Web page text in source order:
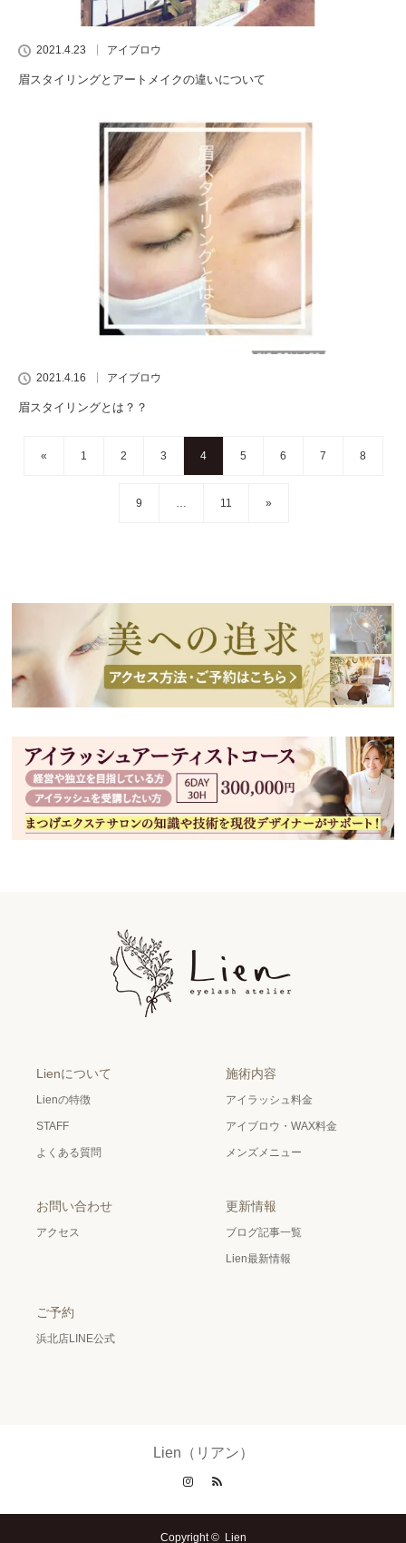
2021.4.23 アイブロウ
眉スタイリングとアートメイクの違いについて
2021.4.16 アイブロウ
眉スタイリングとは？？
« 1 2 3 4 5 6 7 8
9 … 11 »
Lienについて
Lienの特徴
STAFF
よくある質問
施術内容
アイラッシュ料金
アイブロウ・WAX料金
メンズメニュー
お問い合わせ
アクセス
更新情報
ブログ記事一覧
Lien最新情報
ご予約
浜北店LINE公式
Lien（リアン）
Instagram
Copyright © Lien